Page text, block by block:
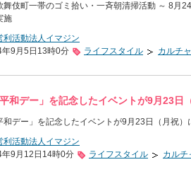
舞伎町一帯のゴミ拾い・一斉朝清掃活動 ～ 8月
施
利活動法人イマジン
9月5日13時0分
ライフスタイル カルチ
平和デー」を記念したイベントが9月23
和デー」を記念したイベントが9月23日（月祝
利活動法人イマジン
9月12日14時0分
ライフスタイル カルチ